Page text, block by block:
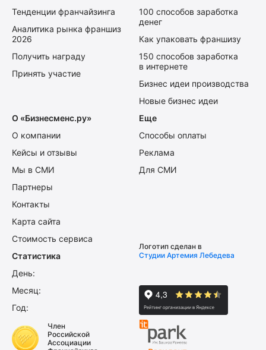
Тенденции франчайзинга
Аналитика рынка франшиз
2026
Получить награду
Принять участие
100 способов заработка
денег
Как упаковать франшизу
150 способов заработка
в интернете
Бизнес идеи производства
Новые бизнес идеи
О «Бизнесменс.ру»
О компании
Кейсы и отзывы
Мы в СМИ
Партнеры
Контакты
Карта сайта
Стоимость сервиса
Еще
Способы оплаты
Реклама
Для СМИ
Статистика
День:
Месяц:
Год:
Логотип сделан в
Студии Артемия Лебедева
Член
Российской
Ассоциации